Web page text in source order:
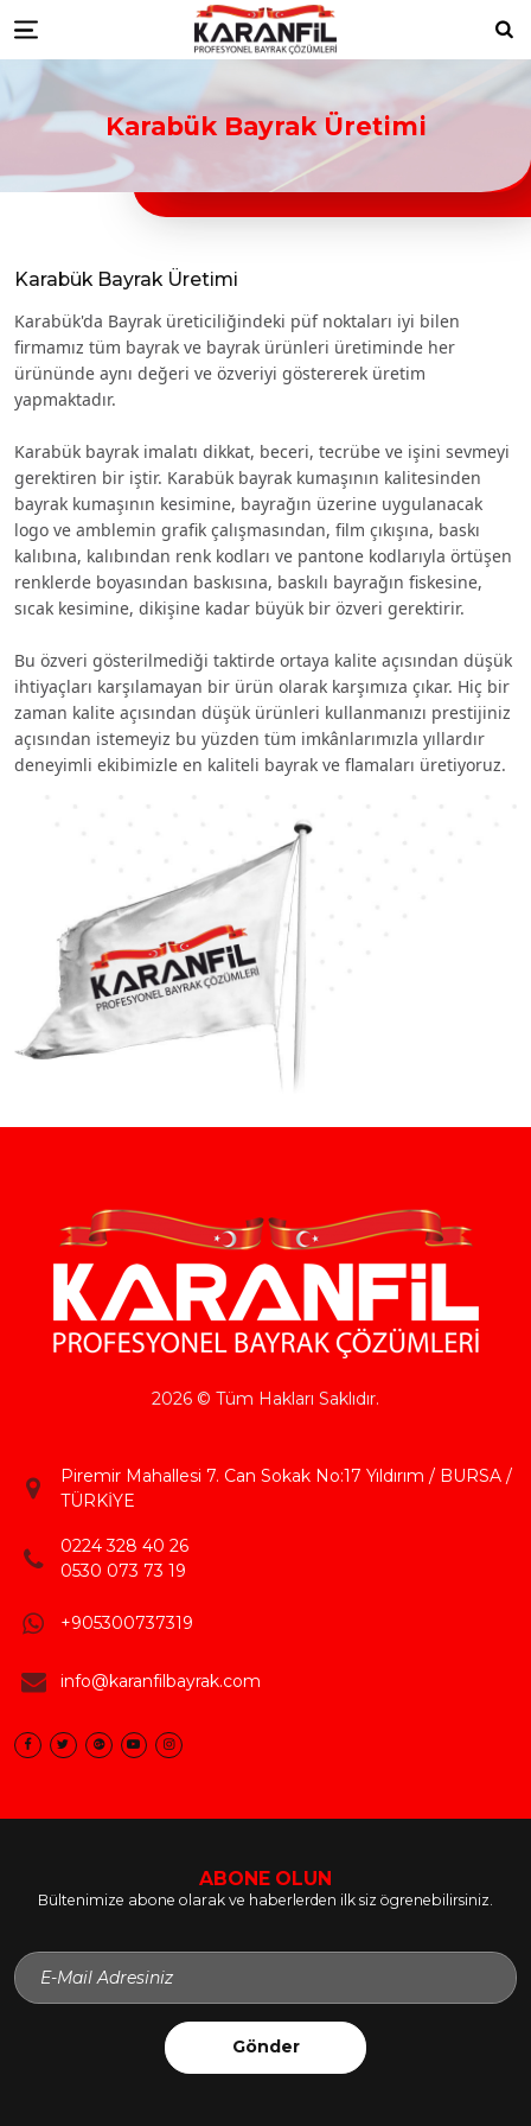
Bayrakları Düzce türk bayraklariDüzce bayrak toptancıları Düzce türk bayrağı
Düzce turk bayragıDüzce bayrak toptancısı
Karanfil Profesyonel Bayrak
Menu
Karabük Bayrak Üretimi
Karabük Bayrak Üretimi
Karabük'da Bayrak üreticiliğindeki püf noktaları iyi bilen
firmamız tüm bayrak ve bayrak ürünleri üretiminde her
ürününde aynı değeri ve özveriyi göstererek üretim
yapmaktadır.
Karabük bayrak imalatı dikkat, beceri, tecrübe ve işini sevmeyi
gerektiren bir iştir. Karabük bayrak kumaşının kalitesinden
bayrak kumaşının kesimine, bayrağın üzerine uygulanacak
logo ve amblemin grafik çalışmasından, film çıkışına, baskı
kalıbına, kalıbından renk kodları ve pantone kodlarıyla örtüşen
renklerde boyasından baskısına, baskılı bayrağın fiskesine,
sıcak kesimine, dikişine kadar büyük bir özveri gerektirir.
Bu özveri gösterilmediği taktirde ortaya kalite açısından düşük
ihtiyaçları karşılamayan bir ürün olarak karşımıza çıkar. Hiç bir
zaman kalite açısından düşük ürünleri kullanmanızı prestijiniz
açısından istemeyiz bu yüzden tüm imkânlarımızla yıllardır
deneyimli ekibimizle en kaliteli bayrak ve flamaları üretiyoruz.
2026 © Tüm Hakları Saklıdır.
Piremir Mahallesi 7. Can Sokak No:17 Yıldırım / BURSA /
TÜRKİYE
0224 328 40 26
0530 073 73 19
+905300737319
info@karanfilbayrak.com
ABONE OLUN
Bültenimize abone olarak ve haberlerden ilk siz ögrenebilirsiniz.
Gönder